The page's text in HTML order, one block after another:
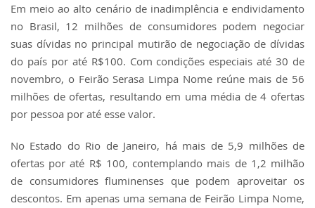
Em meio ao alto cenário de inadimplência e endividamento
no Brasil, 12 milhões de consumidores podem negociar
suas dívidas no principal mutirão de negociação de dívidas
do país por até R$100. Com condições especiais até 30 de
novembro, o Feirão Serasa Limpa Nome reúne mais de 56
milhões de ofertas, resultando em uma média de 4 ofertas
por pessoa por até esse valor.
No Estado do Rio de Janeiro, há mais de 5,9 milhões de
ofertas por até R$ 100, contemplando mais de 1,2 milhão
de consumidores fluminenses que podem aproveitar os
descontos. Em apenas uma semana de Feirão Limpa Nome,